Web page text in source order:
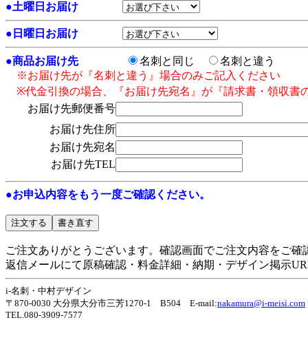
●土曜日お届け
● 日曜日お届け
●商品お届け先 名刺と同じ
名刺と違う
※お届け先が『名刺と違う』場合のみご記入ください
※代金引換の場合、『お届け先宛名』が『請求書・領収書
お届け先郵便番号
お届け先住所
お届け先宛名
お届け先TEL
●お申込内容をもう一度ご確認ください。
ご注文ありがとうございます。確認画面でご注文内容をご確
返信メールにて原稿確認・料金詳細・納期・デザイン掲示
i-名刺・中村デザイン
〒870-0030 大分県大分市三芳1270-1 B504 E-mail:nakamura@i-meisi.com
TEL.080-3909-7577